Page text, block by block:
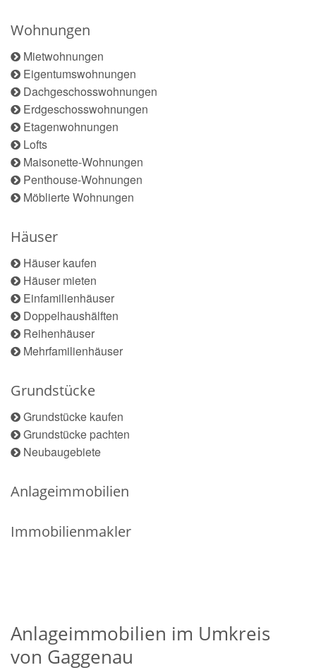
Wohnungen
Mietwohnungen
Eigentumswohnungen
Dachgeschosswohnungen
Erdgeschosswohnungen
Etagenwohnungen
Lofts
Maisonette-Wohnungen
Penthouse-Wohnungen
Möblierte Wohnungen
Häuser
Häuser kaufen
Häuser mieten
Einfamilienhäuser
Doppelhaushälften
Reihenhäuser
Mehrfamilienhäuser
Grundstücke
Grundstücke kaufen
Grundstücke pachten
Neubaugebiete
Anlageimmobilien
Immobilienmakler
Anlageimmobilien im Umkreis
von Gaggenau